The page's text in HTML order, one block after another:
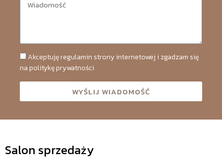
Akceptuję regulamin strony internetowej i zgadzam się
na politykę prywatności
WYŚLIJ WIADOMOŚĆ
Salon sprzedaży